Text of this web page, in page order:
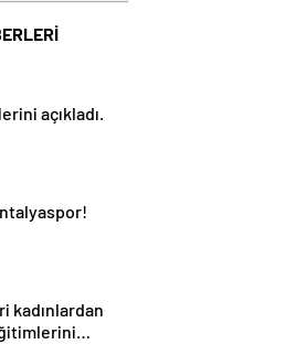
açıkladı.
kadınlardan